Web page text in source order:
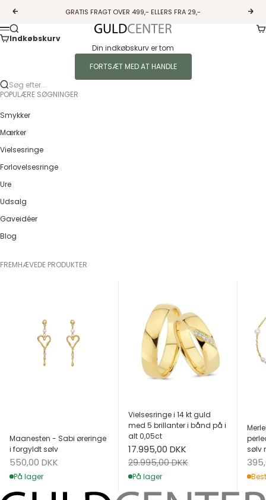
Forrige
GRATIS FRAGT OVER 499,- ELLERS FRA 29,-
Guldcenter
Menu
Søg
Indkøbskurv
Din indkøbskurv er tom
FORTSÆT MED AT HANDLE
Søg efter...
POPULÆRE SØGNINGER
Smykker
Mærker
Vielsesringe
Forlovelsesringe
Ure
Udsalg
Gaveidéer
Blog
FREMHÆVEDE PRODUKTER
Maanesten - Sabi øreringe
i forgyldt sølv
Salgspris
550,00 DKK
På lager
Vielsesringe i 14 kt guld
med 5 brillanter i bånd på i
alt 0,05ct
Salgspris
17.995,00 DKK
Normalpris
29.995,00 DKK
På lager
sølv